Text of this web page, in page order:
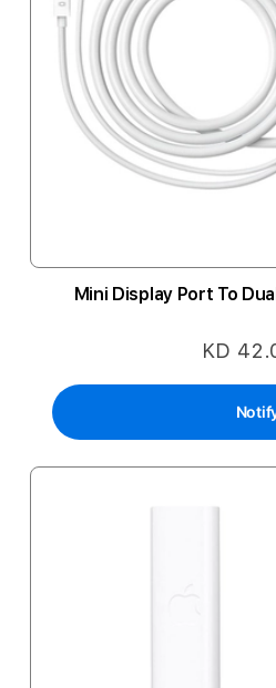
Mini Display Port To
KD